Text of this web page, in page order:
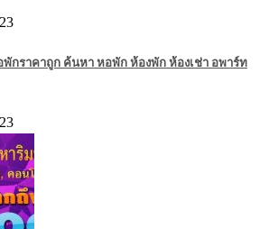
พักราคาถูก ค้นหา หอพัก ห้องพัก ห้องเช่า อพาร์ท